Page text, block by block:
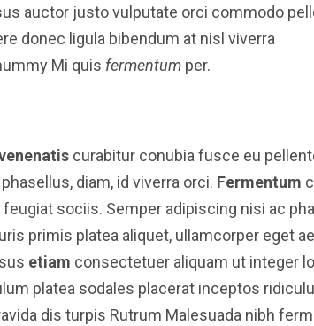
auctor justo vulputate orci commodo
donec ligula bibendum at nisl viverra
Mi quis fermentum per.
curabitur conubia fusce eu
diam, id viverra orci. Fermentum
sociis. Semper adipiscing nisi ac
primis platea aliquet, ullamcorper eget
etiam consectetuer aliquam ut integer
platea sodales placerat inceptos
dis turpis Rutrum Malesuada nibh